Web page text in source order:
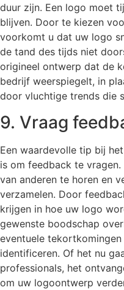
duur zijn. Een logo moet
blijven. Door te kiezen
voorkomt u dat uw logo
de tand des tijds niet
origineel ontwerp dat de
bedrijf weerspiegelt, in
door vluchtige trends die
9. Vraag
Een waardevolle tip bij
is om feedback te
van anderen te horen en
verzamelen. Door
krijgen in hoe uw logo
gewenste boodschap
eventuele
identificeren. Of het nu
professionals, het
om uw logoontwerp